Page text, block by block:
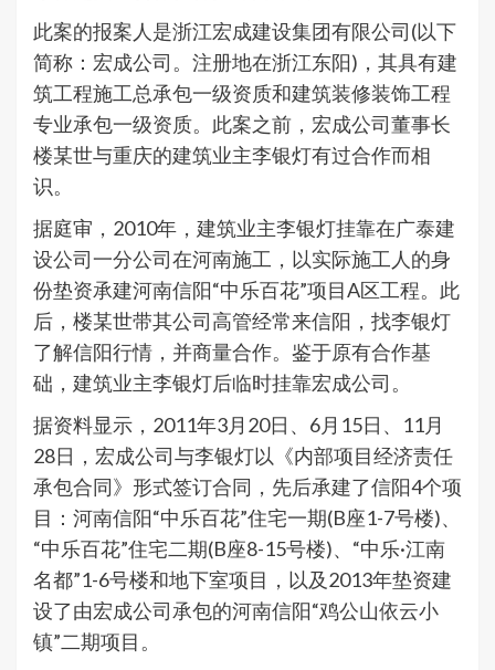
此案的报案人是浙江宏成建设集团有限公司(以下
简称：宏成公司。注册地在浙江东阳)，其具有建
筑工程施工总承包一级资质和建筑装修装饰工程
专业承包一级资质。此案之前，宏成公司董事长
楼某世与重庆的建筑业主李银灯有过合作而相
识。
据庭审，2010年，建筑业主李银灯挂靠在广泰建
设公司一分公司在河南施工，以实际施工人的身
份垫资承建河南信阳“中乐百花”项目A区工程。此
后，楼某世带其公司高管经常来信阳，找李银灯
了解信阳行情，并商量合作。鉴于原有合作基
础，建筑业主李银灯后临时挂靠宏成公司。
据资料显示，2011年3月20日、6月15日、11月
28日，宏成公司与李银灯以《内部项目经济责任
承包合同》形式签订合同，先后承建了信阳4个项
目：河南信阳“中乐百花”住宅一期(B座1-7号楼)、
“中乐百花”住宅二期(B座8-15号楼)、“中乐·江南
名都”1-6号楼和地下室项目，以及2013年垫资建
设了由宏成公司承包的河南信阳“鸡公山依云小
镇”二期项目。